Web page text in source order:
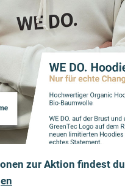
zur Aktion findest du